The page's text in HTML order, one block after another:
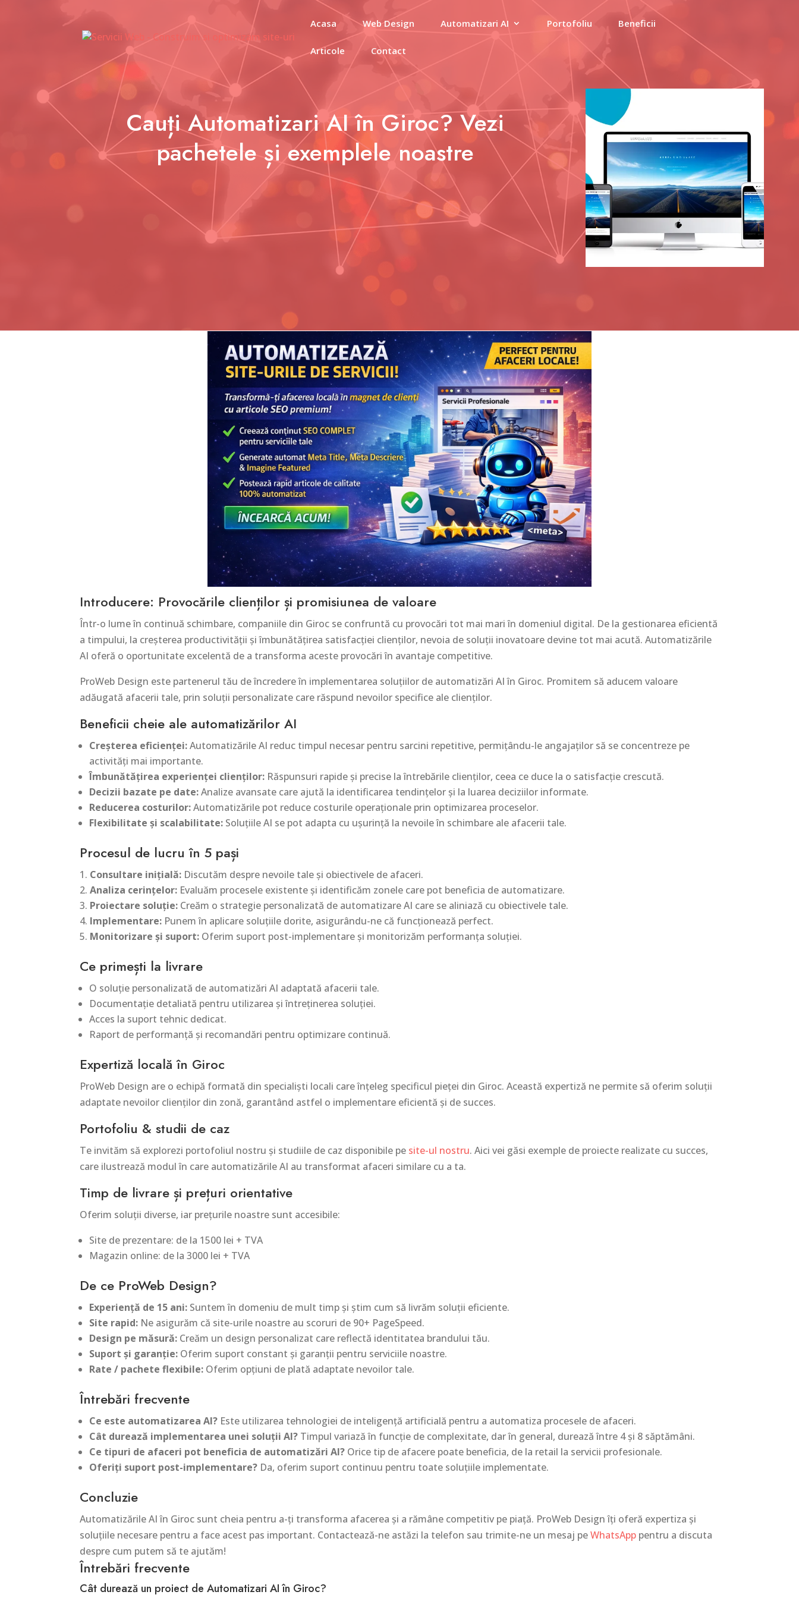
Acasa Web Design Automatizari AI Portofoliu Beneficii
Articole Contact
Cauți Automatizari AI în Giroc? Vezi
pachetele și exemplele noastre
Introducere: Provocările clienților și promisiunea de valoare
Într-o lume în continuă schimbare, companiile din Giroc se confruntă cu provocări tot mai mari în domeniul digital. De la gestionarea eficientă
a timpului, la creșterea productivității și îmbunătățirea satisfacției clienților, nevoia de soluții inovatoare devine tot mai acută. Automatizările
AI oferă o oportunitate excelentă de a transforma aceste provocări în avantaje competitive.
ProWeb Design este partenerul tău de încredere în implementarea soluțiilor de automatizări AI în Giroc. Promitem să aducem valoare
adăugată afacerii tale, prin soluții personalizate care răspund nevoilor specifice ale clienților.
Beneficii cheie ale automatizărilor AI
Creșterea eficienței:Automatizările AI reduc timpul necesar pentru sarcini repetitive, permițându-le angajaților să se concentreze pe
activități mai importante.
Îmbunătățirea experienței clienților: Răspunsuri rapide și precise la întrebările clienților, ceea ce duce la o satisfacție crescută.
Decizii bazate pe date:Analize avansate care ajută la identificarea tendințelor și la luarea deciziilor informate.
Reducerea costurilor:Automatizările pot reduce costurile operaționale prin optimizarea proceselor.
Flexibilitate și scalabilitate: Soluțiile AI se pot adapta cu ușurință la nevoile în schimbare ale afacerii tale.
Procesul de lucru în 5 pași
Consultare inițială: Discutăm despre nevoile tale și obiectivele de afaceri.
Analiza cerințelor: Evaluăm procesele existente și identificăm zonele care pot beneficia de automatizare.
Proiectare soluție: Creăm o strategie personalizată de automatizare AI care se aliniază cu obiectivele tale.
Implementare: Punem în aplicare soluțiile dorite, asigurându-ne că funcționează perfect.
Monitorizare și suport: Oferim suport post-implementare și monitorizăm performanța soluției.
Ce primești la livrare
O soluție personalizată de automatizări AI adaptată afacerii tale.
Documentație detaliată pentru utilizarea și întreținerea soluției.
Acces la suport tehnic dedicat.
Raport de performanță și recomandări pentru optimizare continuă.
Expertiză locală în Giroc
ProWeb Design are o echipă formată din specialiști locali care înțeleg specificul pieței din Giroc. Această expertiză ne permite să oferim soluții
adaptate nevoilor clienților din zonă, garantând astfel o implementare eficientă și de succes.
Portofoliu & studii de caz
Te invităm să explorezi portofoliul nostru și studiile de caz disponibile pe site-ul nostru. Aici vei găsi exemple de proiecte realizate cu succes,
care ilustrează modul în care automatizările AI au transformat afaceri similare cu a ta.
Timp de livrare și prețuri orientative
Oferim soluții diverse, iar prețurile noastre sunt accesibile:
Site de prezentare: de la 1500 lei + TVA
Magazin online: de la 3000 lei + TVA
De ce ProWeb Design?
Experiență de 15 ani: Suntem în domeniu de mult timp și știm cum să livrăm soluții eficiente.
Site rapid: Ne asigurăm că site-urile noastre au scoruri de 90+ PageSpeed.
Design pe măsură: Creăm un design personalizat care reflectă identitatea brandului tău.
Suport și garanție: Oferim suport constant și garanții pentru serviciile noastre.
Rate / pachete flexibile: Oferim opțiuni de plată adaptate nevoilor tale.
Întrebări frecvente
Ce este automatizarea AI? Este utilizarea tehnologiei de inteligență artificială pentru a automatiza procesele de afaceri.
Cât durează implementarea unei soluții AI? Timpul variază în funcție de complexitate, dar în general, durează între 4 și 8 săptămâni.
Ce tipuri de afaceri pot beneficia de automatizări AI? Orice tip de afacere poate beneficia, de la retail la servicii profesionale.
Oferiți suport post-implementare? Da, oferim suport continuu pentru toate soluțiile implementate.
Concluzie
Automatizările AI în Giroc sunt cheia pentru a-ți transforma afacerea și a rămâne competitiv pe piață. ProWeb Design îți oferă expertiza și
soluțiile necesare pentru a face acest pas important. Contactează-ne astăzi la telefon sau trimite-ne un mesaj peWhatsApp pentru a discuta
despre cum putem să te ajutăm!
Întrebări frecvente
Cât durează un proiect de Automatizari AI în Giroc?